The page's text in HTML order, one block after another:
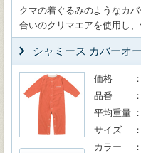
クマの着ぐるみのようなカ
合いのクリマエアを使用し、
シャミース カバーオ
価格
品番
平均重量
サイズ
カラー